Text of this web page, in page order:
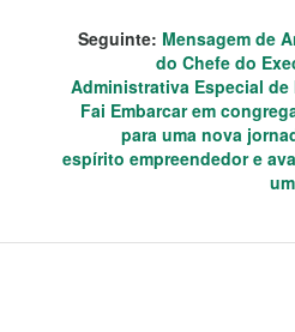
Seguinte: Mensagem de
do Chefe do
Administrativa Especial de
Fai Embarcar em
para uma nova
espírito empreendedor e